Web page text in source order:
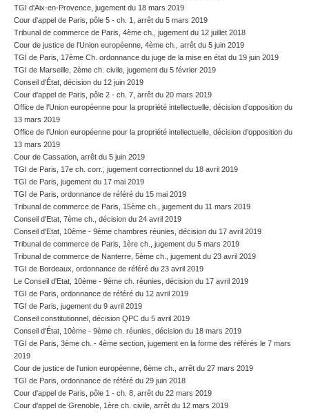
TGI d'Aix-en-Provence, jugement du 18 mars 2019
Cour d'appel de Paris, pôle 5 - ch. 1, arrêt du 5 mars 2019
Tribunal de commerce de Paris, 4ème ch., jugement du 12 juillet 2018
Cour de justice de l'Union européenne, 4ème ch., arrêt du 5 juin 2019
TGI de Paris, 17ème Ch. ordonnance du juge de la mise en état du 19 juin 2019
TGI de Marseille, 2ème ch. civile, jugement du 5 février 2019
Conseil d'État, décision du 12 juin 2019
Cour d'appel de Paris, pôle 2 - ch. 7, arrêt du 20 mars 2019
Office de l’Union européenne pour la propriété intellectuelle, décision d’opposition du
13 mars 2019
Office de l’Union européenne pour la propriété intellectuelle, décision d’opposition du
13 mars 2019
Cour de Cassation, arrêt du 5 juin 2019
TGI de Paris, 17e ch. corr., jugement correctionnel du 18 avril 2019
TGI de Paris, jugement du 17 mai 2019
TGI de Paris, ordonnance de référé du 15 mai 2019
Tribunal de commerce de Paris, 15ème ch., jugement du 11 mars 2019
Conseil d'Etat, 7ème ch., décision du 24 avril 2019
Conseil d'Etat, 10ème - 9ème chambres réunies, décision du 17 avril 2019
Tribunal de commerce de Paris, 1ère ch., jugement du 5 mars 2019
Tribunal de commerce de Nanterre, 5ème ch., jugement du 23 avril 2019
TGI de Bordeaux, ordonnance de référé du 23 avril 2019
Le Conseil d'Etat, 10ème - 9ème ch. réunies, décision du 17 avril 2019
TGI de Paris, ordonnance de référé du 12 avril 2019
TGI de Paris, jugement du 9 avril 2019
Conseil constitutionnel, décision QPC du 5 avril 2019
Conseil d'État, 10ème - 9ème ch. réunies, décision du 18 mars 2019
TGI de Paris, 3ème ch. - 4ème section, jugement en la forme des référés le 7 mars
2019
Cour de justice de l'union européenne, 6ème ch., arrêt du 27 mars 2019
TGI de Paris, ordonnance de référé du 29 juin 2018
Cour d'appel de Paris, pôle 1 - ch. 8, arrêt du 22 mars 2019
Cour d'appel de Grenoble, 1ère ch. civile, arrêt du 12 mars 2019